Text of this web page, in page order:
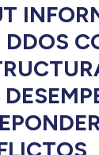
DDOS